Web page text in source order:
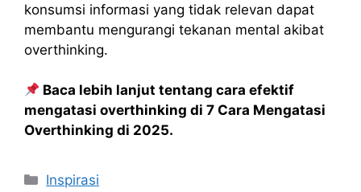
konsumsi informasi yang tidak relevan dapat
membantu mengurangi tekanan mental akibat
overthinking.
Baca lebih lanjut tentang cara efektif
mengatasi overthinking di 7 Cara Mengatasi
Overthinking di 2025.
Kategori
Inspirasi